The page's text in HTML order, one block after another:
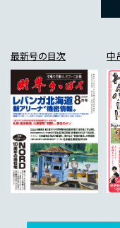
最新号の目次 中